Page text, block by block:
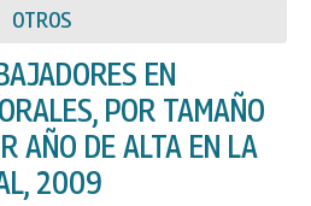
OTROS
EN
POR TAMAÑO
AÑO DE ALTA EN LA
2009